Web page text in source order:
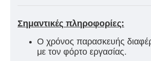
Σημαντικές πληροφορίες:
Ο χρόνος παρασκευής
με τον φόρτο εργασίας.